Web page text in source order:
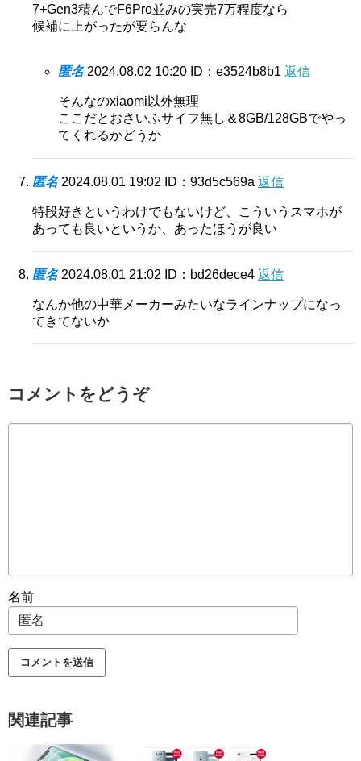
7+Gen3積んでF6Pro並みの実売7万程度なら
候補に上がったが要らんな
匿名 2024.08.02 10:20 ID：e3524b8b1 返信
そんなのxiaomi以外無理
ここだとおさいふサイフ無し＆8GB/128GBでやっ
てくれるかどうか
匿名 2024.08.01 19:02 ID：93d5c569a 返信
特段好きというわけでもないけど、こういうスマホが
あっても良いというか、あったほうが良い
匿名 2024.08.01 21:02 ID：bd26dece4 返信
なんか他の中華メーカーみたいなラインナップになっ
てきてないか
コメントをどうぞ
名前
関連記事